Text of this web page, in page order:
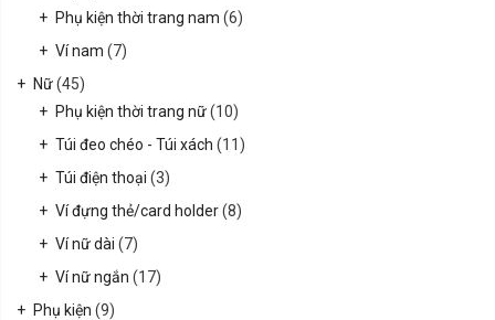
Phụ kiện thời trang nam (6)
Ví nam (7)
Nữ(45)
Phụ kiện thời trang nữ(10)
Túi đeo chéo - Túi xách (11)
Túi điện thoại (3)
Ví đựng thẻ/card holder(8)
Ví nữ dài (7)
Ví nữ ngắn (17)
Phụ kiện (9)